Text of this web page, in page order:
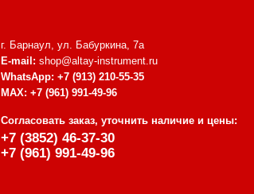
г. Барнаул, ул. Бабуркина, 7а
E-mail: shop@altay-instrument.ru
WhatsApp: +7 (913) 210-55-35
MAX: +7 (961) 991-49-96
Согласовать заказ, уточнить наличие и цены:
+7 (3852) 46-37-30
+7 (961) 991-49-96